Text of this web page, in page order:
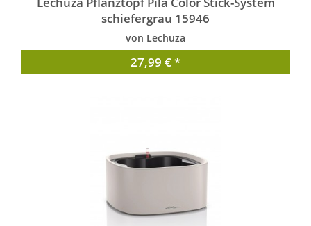
schiefergrau 15946
von Lechuza
27,99 € *